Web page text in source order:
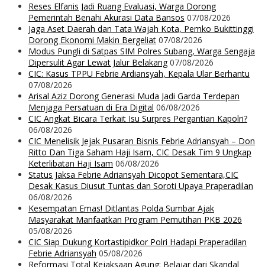
Reses Elfanis Jadi Ruang Evaluasi, Warga Dorong
Pemerintah Benahi Akurasi Data Bansos 07/08/2026
Jaga Aset Daerah dan Tata Wajah Kota, Pemko Bukittinggi
Dorong Ekonomi Makin Bergeliat 07/08/2026
Modus Pungli di Satpas SIM Polres Subang, Warga Sengaja
Dipersulit Agar Lewat Jalur Belakang 07/08/2026
CIC: Kasus TPPU Febrie Ardiansyah, Kepala Ular Berhantu
07/08/2026
Arisal Aziz Dorong Generasi Muda Jadi Garda Terdepan
Menjaga Persatuan di Era Digital 06/08/2026
CIC Angkat Bicara Terkait Isu Surpres Pergantian Kapolri?
06/08/2026
CIC Menelisik Jejak Pusaran Bisnis Febrie Adriansyah – Don
Ritto Dan Tiga Saham Haji Isam, CIC Desak Tim 9 Ungkap
Keterlibatan Haji Isam 06/08/2026
Status Jaksa Febrie Adriansyah Dicopot Sementara,CIC
Desak Kasus Diusut Tuntas dan Soroti Upaya Praperadilan
06/08/2026
Kesempatan Emas! Ditlantas Polda Sumbar Ajak
Masyarakat Manfaatkan Program Pemutihan PKB 2026
05/08/2026
CIC Siap Dukung Kortastipidkor Polri Hadapi Praperadilan
Febrie Adriansyah 05/08/2026
Reformasi Total Kejaksaan Agung: Belajar dari Skandal